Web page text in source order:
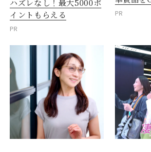
ハズレなし！最大5000ポ
イントもらえる
PR
PR